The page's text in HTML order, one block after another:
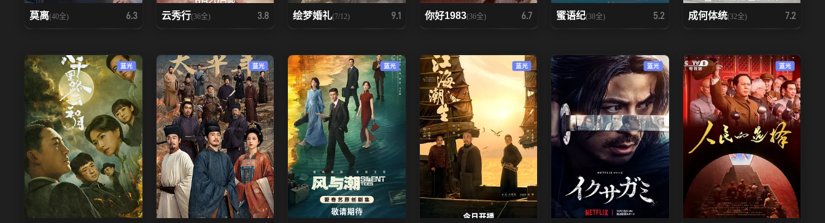
莫离(40全) 6.3 云秀行(36全) 3.8 绘梦婚礼(7/12) 9.1 你好1983(36全) 6.7 蜜语纪(38全) 5.2 成何体统(32全) 7.2
蓝光 蓝光 蓝光 蓝光 蓝光 蓝光